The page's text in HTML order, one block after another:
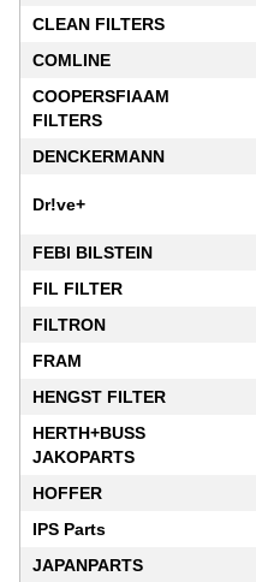
CLEAN FILTERS
COMLINE
COOPERSFIAAM
FILTERS
DENCKERMANN
Dr!ve+
FEBI BILSTEIN
FIL FILTER
FILTRON
FRAM
HENGST FILTER
HERTH+BUSS
JAKOPARTS
HOFFER
IPS Parts
JAPANPARTS